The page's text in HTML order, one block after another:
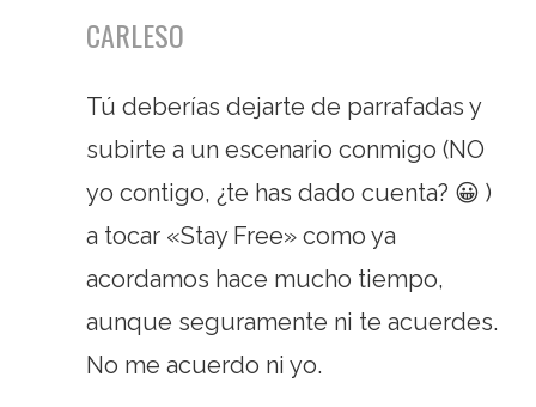
CARLESO
Tú deberías dejarte de parrafadas y
subirte a un escenario conmigo (NO
yo contigo, ¿te has dado cuenta? 😀 )
a tocar «Stay Free» como ya
acordamos hace mucho tiempo,
aunque seguramente ni te acuerdes.
No me acuerdo ni yo.